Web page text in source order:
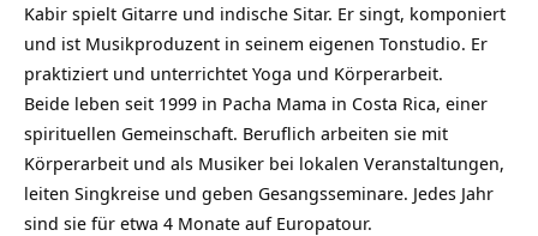
Kabir spielt Gitarre und indische Sitar. Er singt, komponiert
und ist Musikproduzent in seinem eigenen Tonstudio. Er
praktiziert und unterrichtet Yoga und Körperarbeit.
Beide leben seit 1999 in Pacha Mama in Costa Rica, einer
spirituellen Gemeinschaft. Beruflich arbeiten sie mit
Körperarbeit und als Musiker bei lokalen Veranstaltungen,
leiten Singkreise und geben Gesangsseminare. Jedes Jahr
sind sie für etwa 4 Monate auf Europatour.